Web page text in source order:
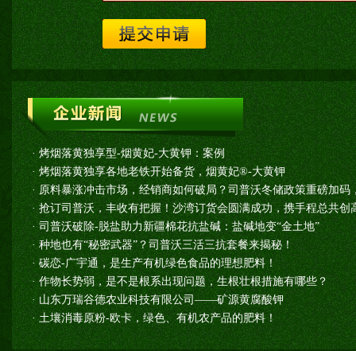
·烤烟落黄独享型-烟黄妃-大黄钾：案例
·烤烟落黄独享各地老铁开始备货，烟黄妃®-大黄钾
· 原料暴涨冲击市场，经销商如何破局？司普沃冬储政策重磅加码
·抢订司普沃，丰收有把握！沙湾订货会圆满成功，携手程总共创
·司普沃破除-脱盐助力新疆棉花抗盐碱：盐碱地变“金土地”
·种地也有“秘密武器”？司普沃三活三抗套餐来揭秘！
·碳恋-广宇通，是生产有机绿色食品的理想肥料！
·作物长势弱，是不是根系出现问题，生根壮根措施有哪些？
·山东万瑞谷德农业科技有限公司——矿源黄腐酸钾
·土壤消毒原粉-欧卡，绿色、有机农产品的肥料！